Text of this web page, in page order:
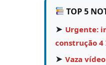
TOP 5
➤ Urgente:
construção 4
➤ Vaza